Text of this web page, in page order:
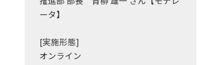
ータ】
[実施形態]
オンライン